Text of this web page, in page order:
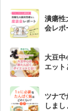
潰瘍性
会レポ
大豆中
エット
ツナで
しまし